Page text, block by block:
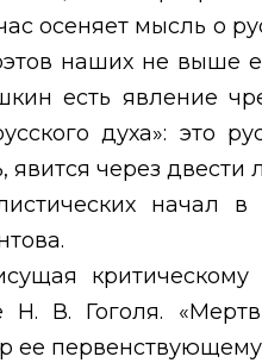
осеняет мысль о
наших не выше
есть явление
духа»: это
через двести
начал в
критическому
Н. В. Гоголя.
ее